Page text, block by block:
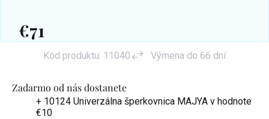
Zadarmo od nás dostanete
+ 10124 Univerzálna šperkovnica MAJYA v hodnote
€10
€71
Kód produktu: 11040 Výmena do 66 dní